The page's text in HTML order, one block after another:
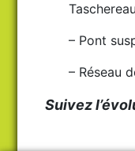
– Pont
– Réseau
Suivez